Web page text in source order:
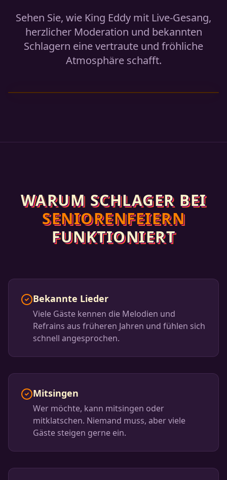
Sehen Sie, wie King Eddy mit Live-Gesang,
herzlicher Moderation und bekannten
Schlagern eine vertraute und fröhliche
Atmosphäre schafft.
WARUM SCHLAGER BEI
SENIORENFEIERN
FUNKTIONIERT
Bekannte Lieder
Viele Gäste kennen die Melodien und
Refrains aus früheren Jahren und fühlen sich
schnell angesprochen.
Mitsingen
Wer möchte, kann mitsingen oder
mitklatschen. Niemand muss, aber viele
Gäste steigen gerne ein.